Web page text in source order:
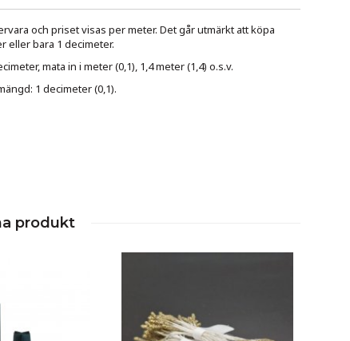
och priset visas per meter. Det går utmärkt att köpa
eller bara 1 decimeter.
mata in i meter (0,1), 1,4 meter (1,4) o.s.v.
1 decimeter (0,1).
produkt